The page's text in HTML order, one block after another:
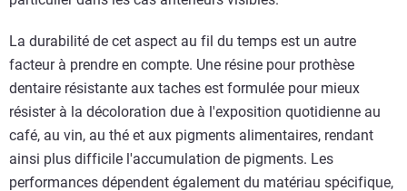
La durabilité de cet aspect au fil du temps est un autre
facteur à prendre en compte. Une résine pour prothèse
dentaire résistante aux taches est formulée pour mieux
résister à la décoloration due à l'exposition quotidienne au
café, au vin, au thé et aux pigments alimentaires, rendant
ainsi plus difficile l'accumulation de pigments. Les
performances dépendent également du matériau spécifique,